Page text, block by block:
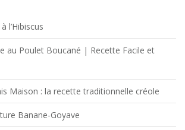
l’Hibiscus
au Poulet Boucané | Recette Facile et
Maison : la recette traditionnelle créole
Banane-Goyave